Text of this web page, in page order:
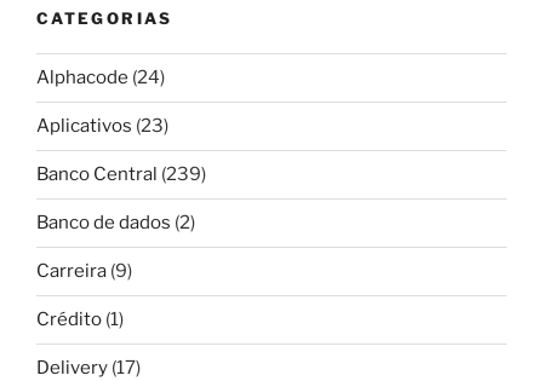
CATEGORIAS
Alphacode (24)
Aplicativos (23)
Banco Central (239)
Banco de dados (2)
Carreira (9)
Crédito (1)
Delivery (17)